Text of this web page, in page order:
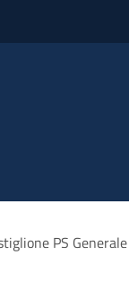
PS Generale